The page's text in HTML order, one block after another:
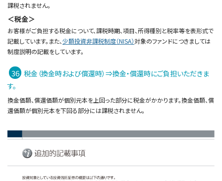
課税されません。
＜税金＞
お客様がご負担する税金について、課税時期、項目、所得種別と税率等を表形式で
記載しています。また、少額投資非課税制度（NISA）対象のファンドにつきましては
制度説明の記載をしています。
税金（換金時および償還時）⇒換金・償還時にご負担いただきま
す。
換金価額、償還価額が個別元本を上回った部分に税金がかかります。換金価額、償
還価額が個別元本を下回る部分には課税されません。